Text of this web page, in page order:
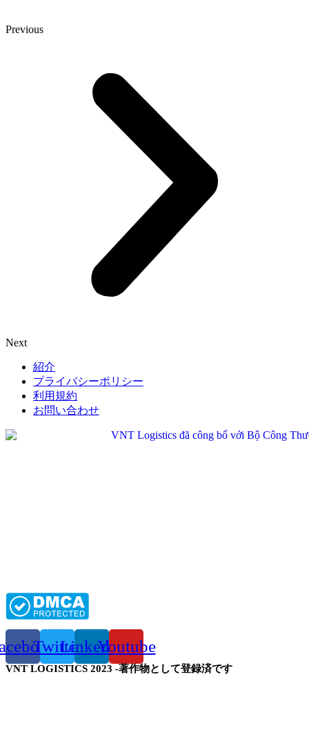
Previous
Next
紹介
プライバシーポリシー
利用規約
お問い合わせ
TwitterLinkedinYoutube
VNT LOGISTICS 2023 -著作物として登録済です